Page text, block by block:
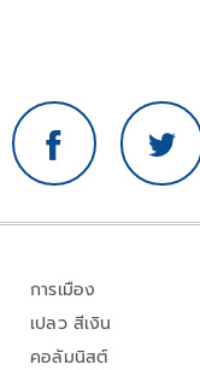
การเมือง
เปลว สีเงิน
คอลัมนิสต์